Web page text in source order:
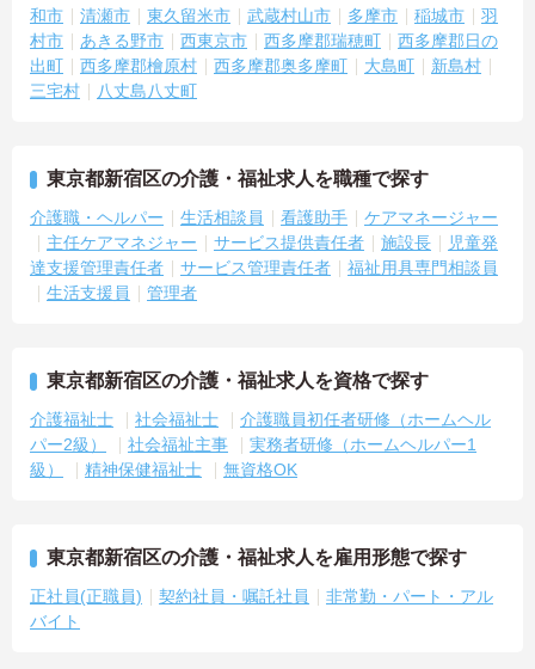
和市 清瀬市 東久留米市 武蔵村山市 多摩市 稲城市
羽
村市
あきる野市 西東京市 西多摩郡瑞穂町
西多摩郡日の
出町
西多摩郡檜原村 西多摩郡奥多摩町 大島町
新島村
三宅村
八丈島八丈町
東京都新宿区の介護・福祉求人を職種で探す
介護職・ヘルパー 生活相談員 看護助手
ケアマネージャー
主任ケアマネジャー
サービス提供責任者 施設長
児童発
達支援管理責任者
サービス管理責任者
福祉用具専門相談員
生活支援員
管理者
東京都新宿区の介護・福祉求人を資格で探す
介護福祉士 社会福祉士
介護職員初任者研修（ホームヘル
パー2級）
社会福祉主事
実務者研修（ホームヘルパー1
級）
精神保健福祉士 無資格OK
東京都新宿区の介護・福祉求人を雇用形態で探す
正社員(正職員) 契約社員・嘱託社員
非常勤・パート・アル
バイト